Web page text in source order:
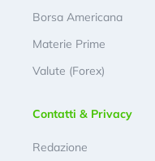
Borsa Americana
Materie Prime
Valute (Forex)
Contatti & Privacy
Redazione